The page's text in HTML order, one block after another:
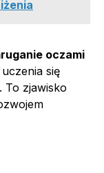
oczami
się
To zjawisko